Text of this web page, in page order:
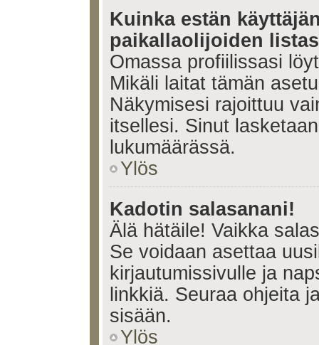
Kuinka estän
paikallaolijoiden
Omassa profiilissasi
Mikäli laitat tämän
Näkymisesi rajoittuu
itsellesi. Sinut
lukumäärässä.
Ylös
Kadotin salasanani!
Älä hätäile! Vaikka
Se voidaan asettaa
kirjautumissivulle ja
linkkiä. Seuraa ohjeita
sisään.
Ylös